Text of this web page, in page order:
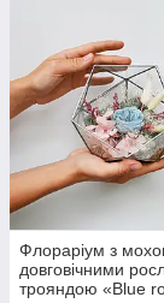
Флораріум з
довговічними
трояндою «Blue